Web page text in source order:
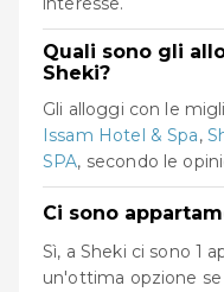
Quali sono gli
Sheki?
Gli alloggi con le
Issam Hotel & Spa,
SPA, secondo le
Ci sono
Sì, a Sheki ci sono 1
un'ottima opzione